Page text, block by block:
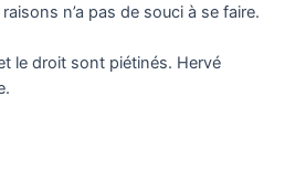
n’a pas de souci à se faire.
le droit sont piétinés. Hervé